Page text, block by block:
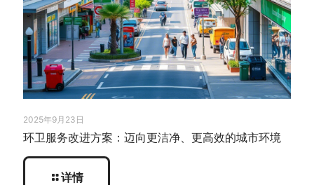
2025年9月23日
环卫服务改进方案：迈向更洁净、更高效的城市环境
详情